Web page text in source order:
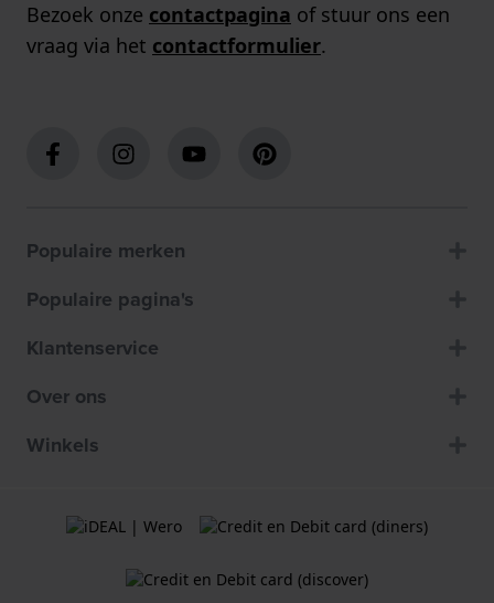
Bezoek onze contactpagina of stuur ons een
vraag via het contactformulier.
Populaire merken
Populaire pagina's
Klantenservice
Over ons
Winkels